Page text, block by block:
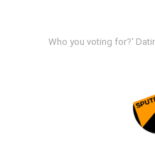
Who you voting for?'